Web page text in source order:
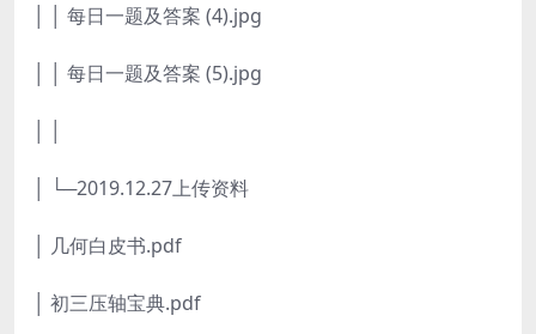
│ │ 每日一题及答案 (4).jpg
│ │ 每日一题及答案 (5).jpg
│ └─2019.12.27上传资料
│ 几何白皮书.pdf
│ 初三压轴宝典.pdf